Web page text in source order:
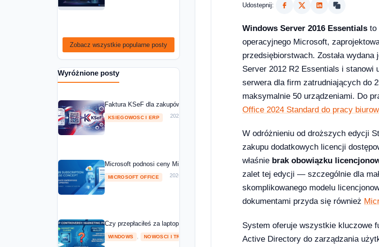
Zobacz wszystkie popularne posty
Wyróżnione posty
Faktura KSeF dla zakupów Microsoft 2026 — co musi wiedzieć dział IT i księgowość
KSIEGOWOSC I ERP 2026-05-01
Microsoft podnosi ceny Microsoft 365 o 13-33% od lipca 2026 — co to oznacza dla Twojej firmy?
MICROSOFT OFFICE 2026-04-08
Czy przepłaciłeś za laptopa z NPU? Microsoft zmienił reguły — producenci i użytkownicy na
WINDOWS NOWOSCI I TRENDY
Udostepnij:
Windows Server 2016 Essentials to
operacyjnego Microsoft,
przedsiębiorstwach. Została
Server 2012 R2 Essentials i stanowi
serwera dla firm zatrudniających do
maksymalnie 50 urządzeniami. Do
Office 2024 Standard do pracy
W odróżnieniu od droższych edycji
zakupu dodatkowych licencji
właśnie brak obowiązku
zalet tej edycji — szczególnie dla
skomplikowanego modelu
dokumentami przyda się również
System oferuje wszystkie kluczowe
Active Directory do zarządzania